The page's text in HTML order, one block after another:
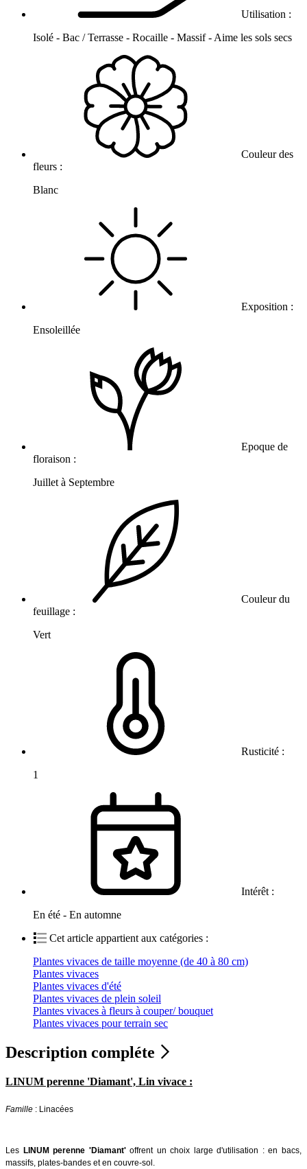
Utilisation :
Isolé - Bac / Terrasse - Rocaille - Massif - Aime les sols secs
Couleur des
fleurs :
Blanc
Exposition :
Ensoleillée
Epoque de
floraison :
Juillet à Septembre
Couleur du
feuillage :
Vert
Rusticité :
1
Intérêt :
En été - En automne
Cet article appartient aux catégories :
Plantes vivaces de taille moyenne (de 40 à 80 cm)
Plantes vivaces
Plantes vivaces d'été
Plantes vivaces de plein soleil
Plantes vivaces à fleurs à couper/ bouquet
Plantes vivaces pour terrain sec
Description compléte
LINUM perenne 'Diamant', Lin vivace :
Famille : Linacées
Les LINUM perenne 'Diamant'offrent un choix large d'utilisation : en bacs,
massifs, plates-bandes et en couvre-sol.